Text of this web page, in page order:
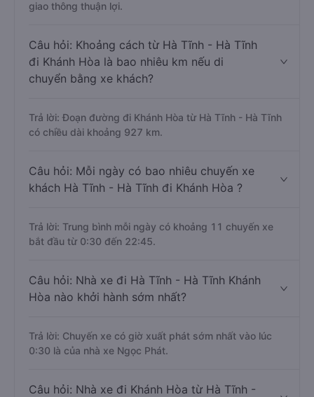
giao thông thuận lợi.
Câu hỏi: Khoảng cách từ Hà Tĩnh - Hà Tĩnh
đi Khánh Hòa là bao nhiêu km nếu di
chuyển bằng xe khách?
Trả lời: Đoạn đường đi Khánh Hòa từ Hà Tĩnh - Hà Tĩnh
có chiều dài khoảng 927 km.
Câu hỏi: Mỗi ngày có bao nhiêu chuyến xe
khách Hà Tĩnh - Hà Tĩnh đi Khánh Hòa ?
Trả lời: Trung bình mỗi ngày có khoảng 11 chuyến xe
bắt đầu từ 0:30 đến 22:45.
Câu hỏi: Nhà xe đi Hà Tĩnh - Hà Tĩnh Khánh
Hòa nào khởi hành sớm nhất?
Trả lời: Chuyến xe có giờ xuất phát sớm nhất vào lúc
0:30 là của nhà xe Ngọc Phát.
Câu hỏi: Nhà xe đi Khánh Hòa từ Hà Tĩnh -